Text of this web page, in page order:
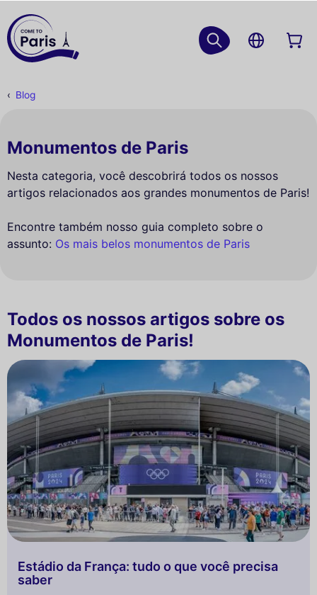
Blog
Monumentos de Paris
Nesta categoria, você descobrirá todos os nossos
artigos relacionados aos grandes monumentos de Paris!
Encontre também nosso guia completo sobre o
assunto: Os mais belos monumentos de Paris
Todos os nossos artigos sobre os
Monumentos de Paris!
Estádio da França: tudo o que você precisa
saber